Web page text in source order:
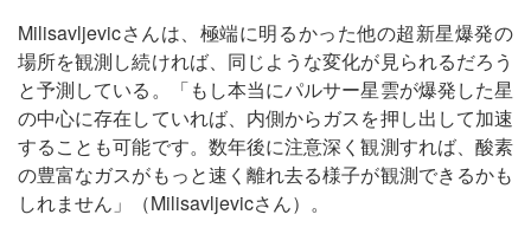
Milisavljevicさんは、極端に明るかった他の超新星爆発の
場所を観測し続ければ、同じような変化が見られるだろう
と予測している。「もし本当にパルサー星雲が爆発した星
の中心に存在していれば、内側からガスを押し出して加速
することも可能です。数年後に注意深く観測すれば、酸素
の豊富なガスがもっと速く離れ去る様子が観測できるかも
しれません」（Milisavljevicさん）。